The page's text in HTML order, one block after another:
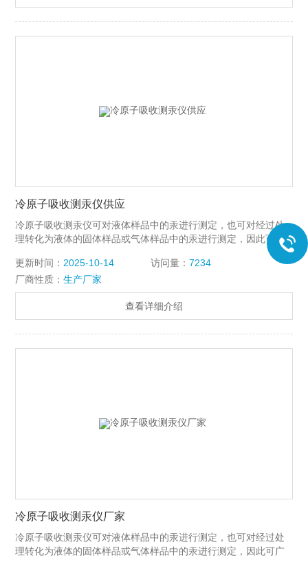
冷原子吸收测汞仪供应
冷原子吸收测汞仪可对液体样品中的汞进行测定，也可对经过处
理转化为液体的固体样品或气体样品中的汞进行测定，因此可广
泛用于环境监测、医疗卫生、食品检验、地质勘探及化学研究等
领域对微量汞的分析测定。
更新时间： 2025-10-14 访问量： 7234
厂商性质：生产厂家
查看详细介绍
冷原子吸收测汞仪厂家
冷原子吸收测汞仪可对液体样品中的汞进行测定，也可对经过处
理转化为液体的固体样品或气体样品中的汞进行测定，因此可广